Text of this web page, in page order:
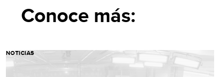
Conoce más:
NOTICIAS